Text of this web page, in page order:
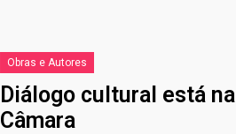
Obras e Autores
Diálogo cultural está
Câmara